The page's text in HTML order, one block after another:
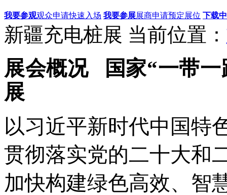
我要参观观众申请快速入场 我要参展展商申请预定展位 下载
新疆充电桩展 当前位置：
展会概况
国家“一带
展
以习近平新时代中国特
贯彻落实党的二十大和
加快构建绿色高效、智